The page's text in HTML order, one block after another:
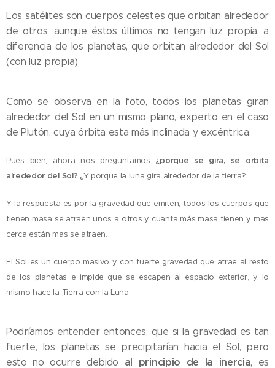
Los satélites son cuerpos celestes que orbitan alrededor
de otros, aunque éstos últimos no tengan luz propia, a
diferencia de los planetas, que orbitan alrededor del Sol
(con luz propia)
Como se observa en la foto, todos los planetas giran
alrededor del Sol en un mismo plano, experto en el caso
de Plutón, cuya órbita esta más inclinada y excéntrica.
Pues bien, ahora nos preguntamos ¿porque se gira, se orbita
alrededor del Sol? ¿Y porque la luna gira alrededor de la tierra?
Y la respuesta es por la gravedad que emiten, todos los cuerpos que
tienen masa se atraen unos a otros y cuanta más masa tienen y mas
cerca están mas se atraen.
El Sol es un cuerpo masivo y con fuerte gravedad que atrae al resto
de los planetas e impide que se escapen al espacio exterior, y lo
mismo hace la Tierra con la Luna.
Podríamos entender entonces, que si la gravedad es tan
fuerte, los planetas se precipitarían hacia el Sol, pero
esto no ocurre debido al principio de la inercia, es